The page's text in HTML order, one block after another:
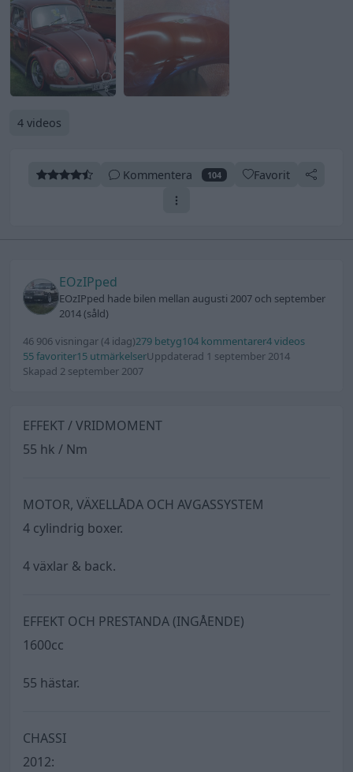
6
4 videos
Kommentera 104 Favorit
EOzIPped
EOzIPped hade bilen mellan augusti 2007 och september
2014 (såld)
46 906 visningar (4 idag)279 betyg104 kommentarer4 videos
55 favoriter15 utmärkelserUppdaterad 1 september 2014
Skapad 2 september 2007
EFFEKT / VRIDMOMENT
55 hk / Nm
MOTOR, VÄXELLÅDA OCH AVGASSYSTEM
4 cylindrig boxer.
4 växlar & back.
EFFEKT OCH PRESTANDA (INGÅENDE)
1600cc
55 hästar.
CHASSI
2012: